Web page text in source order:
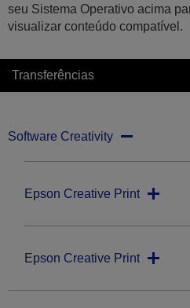
seu Sistema Operativo acima
visualizar conteúdo compatível.
Transferências
Software Creativity
Epson Creative Print
Epson Creative Print